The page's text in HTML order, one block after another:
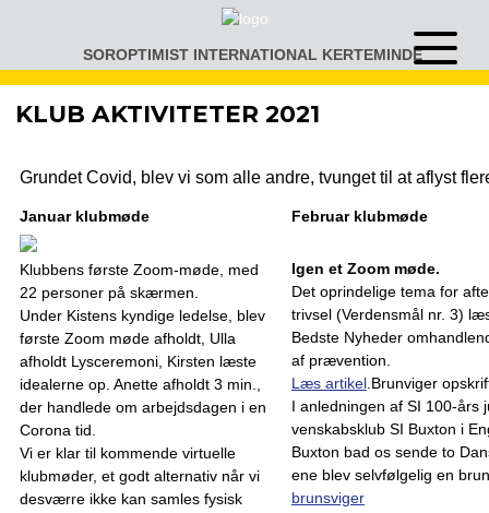
SOROPTIMIST INTERNATIONAL KERTEMINDEÅben
eller
luk
KLUB AKTIVITETER 2021
Grundet Covid, blev vi som alle andre, tvunget til at aflyst
Januar klubmøde Februar klubmøde
Klubbens første Zoom-møde, med
22 personer på skærmen.
Under Kistens kyndige ledelse, blev
første Zoom møde afholdt, Ulla
afholdt Lysceremoni, Kirsten læste
idealerne op. Anette afholdt 3 min.,
der handlede om arbejdsdagen i en
Corona tid.
Vi er klar til kommende virtuelle
klubmøder, et godt alternativ når vi
desværre ikke kan samles fysisk
Igen et Zoom møde.
Det oprindelige tema for
trivsel (Verdensmål nr. 3)
Bedste Nyheder
af prævention.
Læs artikel.Brunviger
I anledningen af SI 100-års
venskabsklub SI Buxton i
Buxton bad os sende to
ene blev selvfølgelig en
brunsviger